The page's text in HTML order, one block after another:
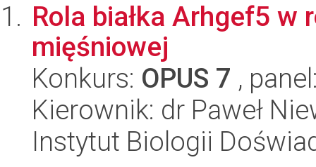
Rola białka Arhgef5
mięśniowej
Konkurs: OPUS 7 ,
Kierownik: dr Paweł
Instytut Biologii